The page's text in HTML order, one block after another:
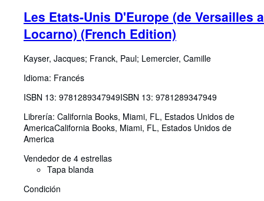
Les Etats-Unis D'Europe (de Versailles a
Locarno) (French Edition)
Kayser, Jacques; Franck, Paul; Lemercier, Camille
Idioma: Francés
ISBN 13: 9781289347949ISBN 13: 9781289347949
Librería: California Books, Miami, FL, Estados Unidos de
AmericaCalifornia Books, Miami, FL, Estados Unidos de
America
Vendedor de 4 estrellas
Tapa blanda
Condición